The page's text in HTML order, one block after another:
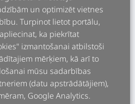
un optimizēt vietnes
Turpinot lietot portālu,
ka piekrītat
izmantošanai atbilstoši
mērķiem, kā arī to
mūsu sadarbības
(datu apstrādātājiem),
Google Analytics.